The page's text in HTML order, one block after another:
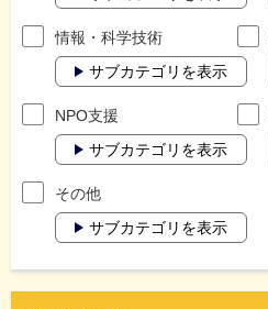
情報・科学技術
サブカテゴリを表示
NPO支援
サブカテゴリを表示
その他
サブカテゴリを表示